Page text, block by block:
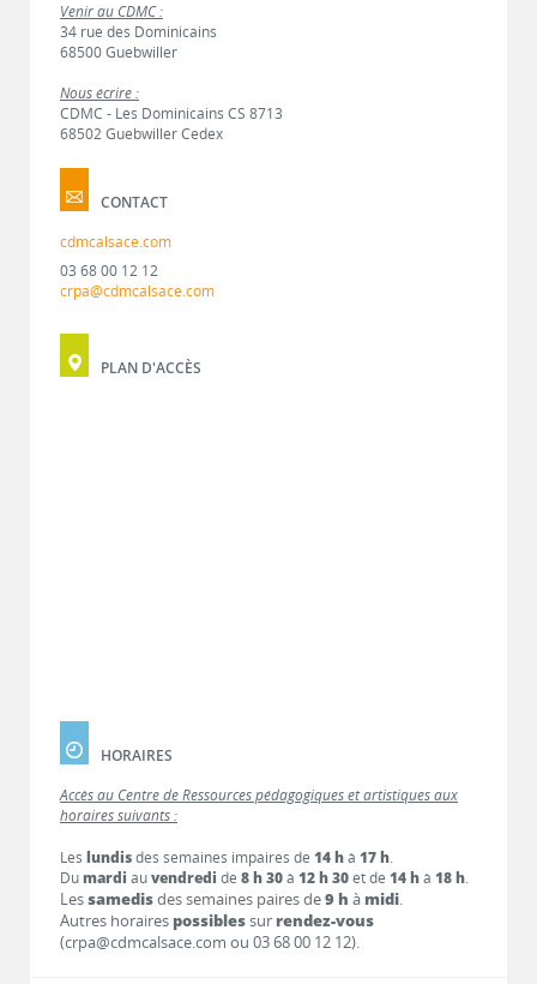
Venir au CDMC :
34 rue des Dominicains
68500 Guebwiller
Nous écrire :
CDMC - Les Dominicains CS 8713
68502 Guebwiller Cedex
CONTACT
cdmcalsace.com
03 68 00 12 12
crpa@cdmcalsace.com
PLAN D'ACCÈS
HORAIRES
Accès au Centre de Ressources pédagogiques et artistiques aux
horaires suivants :
Les lundisdes semaines impaires de 14 hà 17 h.
Dumardi auvendredi de 8 h 30à 12 h 30et de 14 hà 18 h.
Lessamedisdes semaines paires de9 h à midi.
Autres horaires possiblessur rendez-vous
(crpa@cdmcalsace.com ou 03 68 00 12 12).